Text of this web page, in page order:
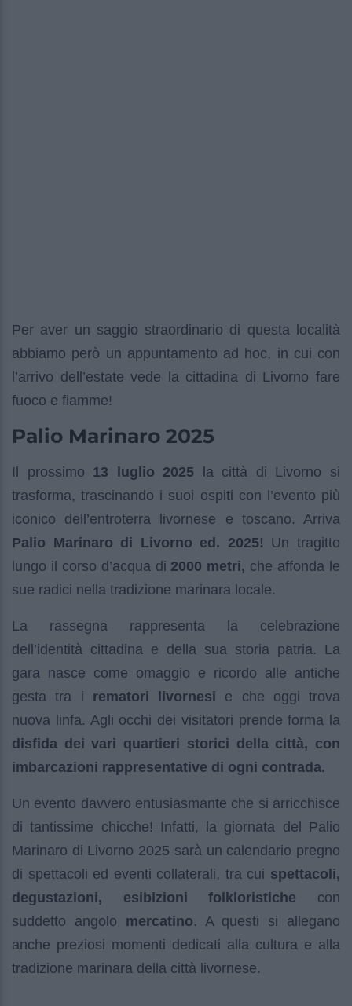
Per aver un saggio straordinario di questa località
abbiamo però un appuntamento ad hoc, in cui con
l’arrivo dell’estate vede la cittadina di Livorno fare
fuoco e fiamme!
Palio Marinaro 2025
Il prossimo 13 luglio 2025 la città di Livorno si
trasforma, trascinando i suoi ospiti con l’evento più
iconico dell’entroterra livornese e toscano. Arriva
Palio Marinaro di Livorno ed. 2025! Un tragitto
lungo il corso d’acqua di 2000 metri, che affonda le
sue radici nella tradizione marinara locale.
La rassegna rappresenta la celebrazione
dell’identità cittadina e della sua storia patria. La
gara nasce come omaggio e ricordo alle antiche
gesta tra i rematori livornesi e che oggi trova
nuova linfa. Agli occhi dei visitatori prende forma la
disfida dei vari quartieri storici della città, con
imbarcazioni rappresentative di ogni contrada.
Un evento davvero entusiasmante che si arricchisce
di tantissime chicche! Infatti, la giornata del Palio
Marinaro di Livorno 2025 sarà un calendario pregno
di spettacoli ed eventi collaterali, tra cui spettacoli,
degustazioni, esibizioni folkloristiche con
suddetto angolo mercatino. A questi si allegano
anche preziosi momenti dedicati alla cultura e alla
tradizione marinara della città livornese.